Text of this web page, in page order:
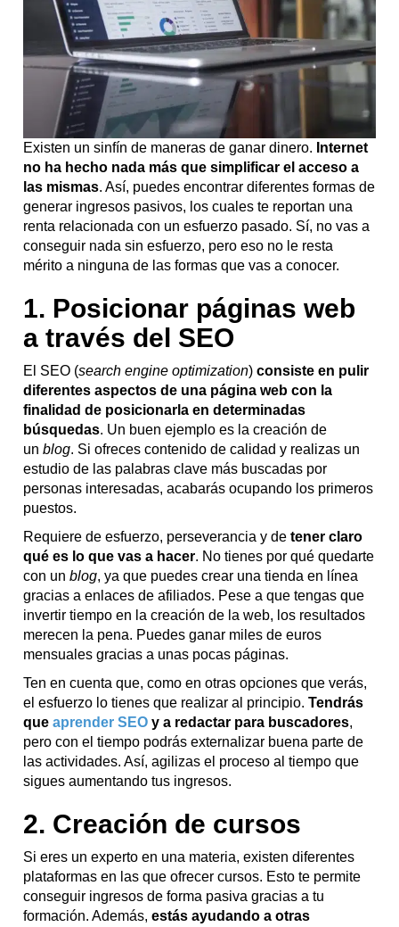
Existen un sinfín de maneras de ganar dinero. Internet
no ha hecho nada más que simplificar el acceso a
las mismas. Así, puedes encontrar diferentes formas de
generar ingresos pasivos, los cuales te reportan una
renta relacionada con un esfuerzo pasado. Sí, no vas a
conseguir nada sin esfuerzo, pero eso no le resta
mérito a ninguna de las formas que vas a conocer.
1. Posicionar páginas web
a través del SEO
El SEO (search engine optimization)consiste en pulir
diferentes aspectos de una página web con la
finalidad de posicionarla en determinadas
búsquedas. Un buen ejemplo es la creación de
unblog. Si ofreces contenido de calidad y realizas un
estudio de las palabras clave más buscadas por
personas interesadas, acabarás ocupando los primeros
puestos.
Requiere de esfuerzo, perseverancia y detener claro
qué es lo que vas a hacer. No tienes por qué quedarte
con unblog, ya que puedes crear una tienda en línea
gracias a enlaces de afiliados. Pese a que tengas que
invertir tiempo en la creación de la web, los resultados
merecen la pena. Puedes ganar miles de euros
mensuales gracias a unas pocas páginas.
Ten en cuenta que, como en otras opciones que verás,
el esfuerzo lo tienes que realizar al principio.Tendrás
queaprender SEO y a redactar para buscadores,
pero con el tiempo podrás externalizar buena parte de
las actividades. Así, agilizas el proceso al tiempo que
sigues aumentando tus ingresos.
2. Creación de cursos
Si eres un experto en una materia, existen diferentes
plataformas en las que ofrecer cursos. Esto te permite
conseguir ingresos de forma pasiva gracias a tu
formación. Además,estás ayudando a otras